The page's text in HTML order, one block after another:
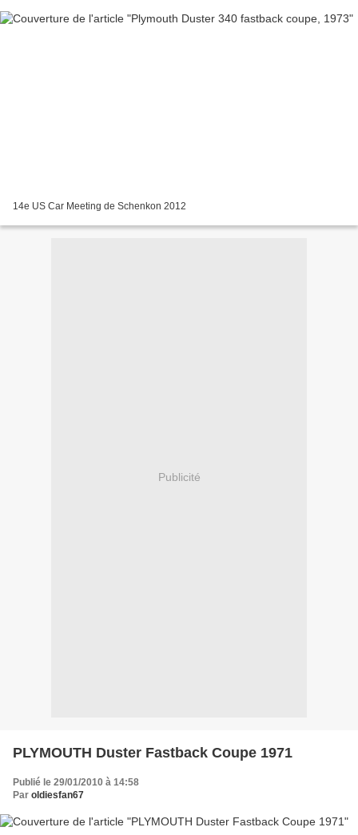
14e US Car Meeting de Schenkon 2012
Publicité
PLYMOUTH Duster Fastback Coupe 1971
Publié le 29/01/2010 à 14:58
Par oldiesfan67